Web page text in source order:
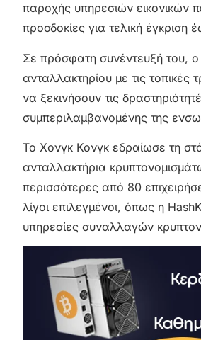
παροχής υπηρεσιών εικονικών
προσδοκίες για τελική
Σε πρόσφατη συνέντευξή του,
ανταλλακτηρίου με τις
να ξεκινήσουν τις
συμπεριλαμβανομένης της
Το Χονγκ Κονγκ εδραίωσε τη
ανταλλακτήρια
περισσότερες από 80
λίγοι επιλεγμένοι, όπως η
υπηρεσίες συναλλαγών